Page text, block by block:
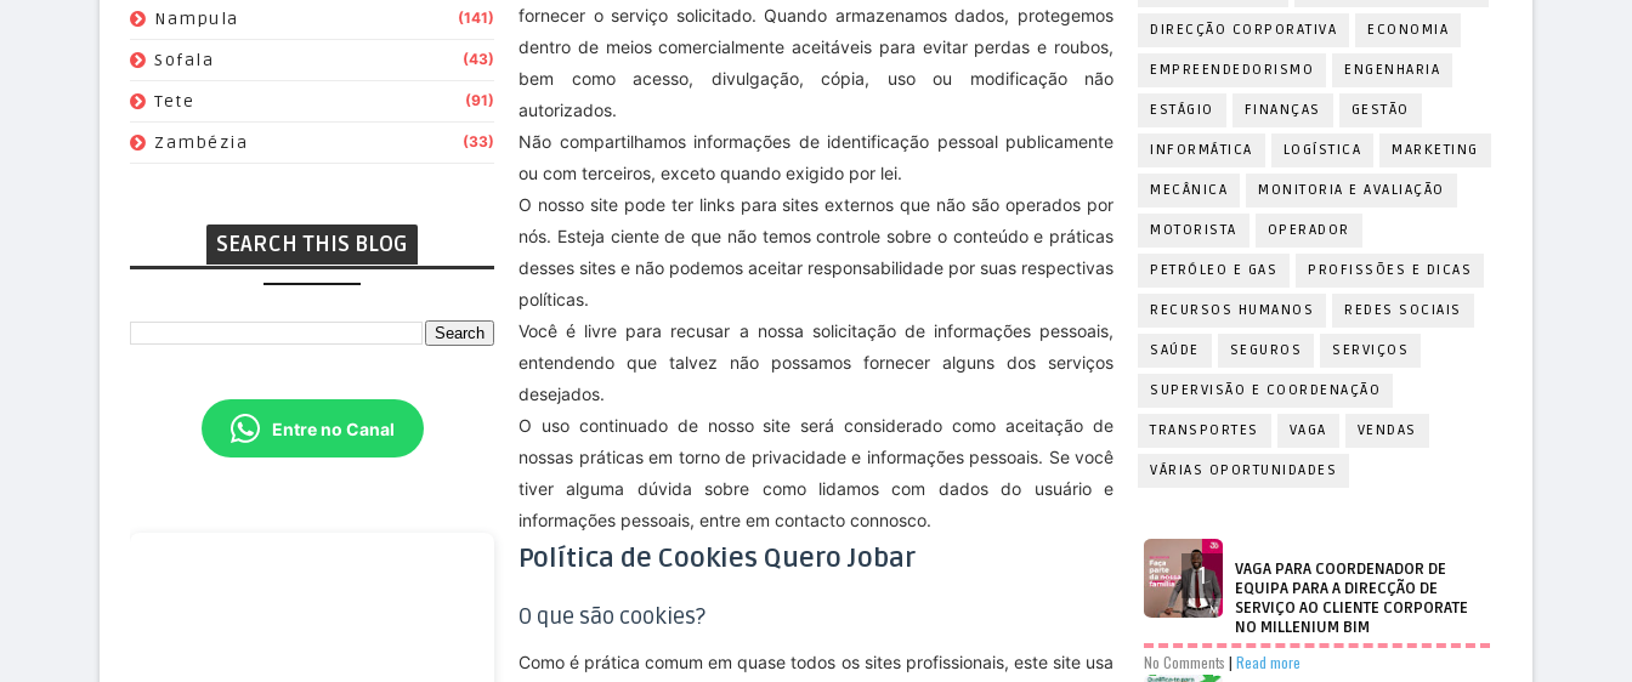
Nampula (141)
Sofala (43)
Tete (91)
Zambézia (33)
SEARCH THIS BLOG
Entre no Canal
fornecer o serviço solicitado. Quando armazenamos dados, protegemos
dentro de meios comercialmente aceitáveis ​​para evitar perdas e roubos,
bem como acesso, divulgação, cópia, uso ou modificação não
autorizados.
Não compartilhamos informações de identificação pessoal publicamente
ou com terceiros, exceto quando exigido por lei.
O nosso site pode ter links para sites externos que não são operados por
nós. Esteja ciente de que não temos controle sobre o conteúdo e práticas
desses sites e não podemos aceitar responsabilidade por suas respectivas
políticas.
Você é livre para recusar a nossa solicitação de informações pessoais,
entendendo que talvez não possamos fornecer alguns dos serviços
desejados.
O uso continuado de nosso site será considerado como aceitação de
nossas práticas em torno de privacidade e informações pessoais. Se você
tiver alguma dúvida sobre como lidamos com dados do usuário e
informações pessoais, entre em contacto connosco.
Política de Cookies Quero Jobar
O que são cookies?
Como é prática comum em quase todos os sites profissionais, este site usa
DIRECÇÃO CORPORATIVA ECONOMIA
EMPREENDEDORISMO ENGENHARIA
ESTÁGIO FINANÇAS GESTÃO
INFORMÁTICA LOGÍSTICA MARKETING
MECÂNICA MONITORIA E AVALIAÇÃO
MOTORISTA OPERADOR
PETRÓLEO E GAS PROFISSÕES E DICAS
RECURSOS HUMANOS REDES SOCIAIS
SAÚDE SEGUROS SERVIÇOS
SUPERVISÃO E COORDENAÇÃO
TRANSPORTES VAGA VENDAS
VÁRIAS OPORTUNIDADES
VAGA PARA COORDENADOR DE
EQUIPA PARA A DIRECÇÃO DE
SERVIÇO AO CLIENTE CORPORATE
NO MILLENIUM BIM
No Comments | Read more